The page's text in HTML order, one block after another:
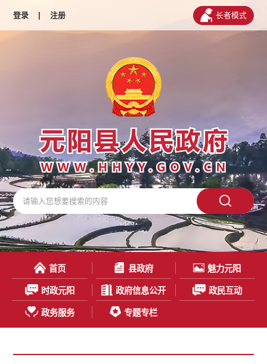
登录 | 注册 长者模式
首页 县政府 魅力元阳
时政元阳 政府信息公开 政民互动
政务服务 专题专栏